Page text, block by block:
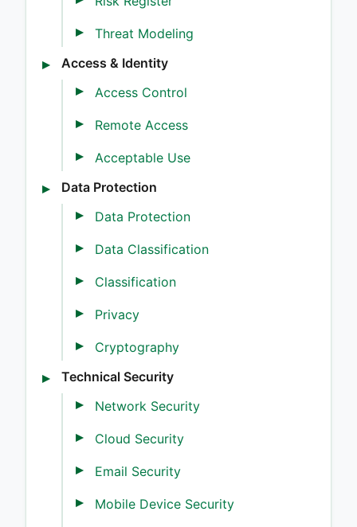
Threat Modeling
Access & Identity
Access Control
Remote Access
Acceptable Use
Data Protection
Data Protection
Data Classification
Classification
Privacy
Cryptography
Technical Security
Network Security
Cloud Security
Email Security
Mobile Device Security